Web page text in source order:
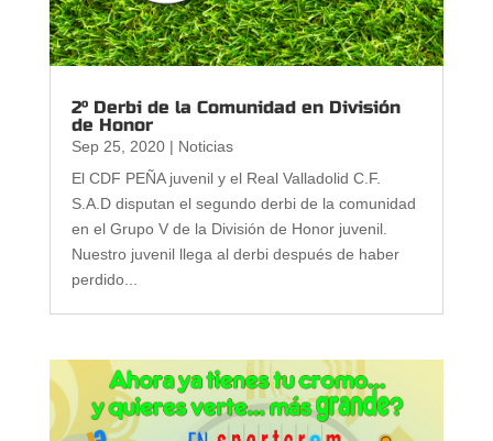
2° Derbi de la Comunidad en División
de Honor
Sep 25, 2020| Noticias
El CDF PEÑA juvenil y el Real Valladolid C.F.
S.A.D disputan el segundo derbi de la comunidad
en el Grupo V de la División de Honor juvenil.
Nuestro juvenil llega al derbi después de haber
perdido...